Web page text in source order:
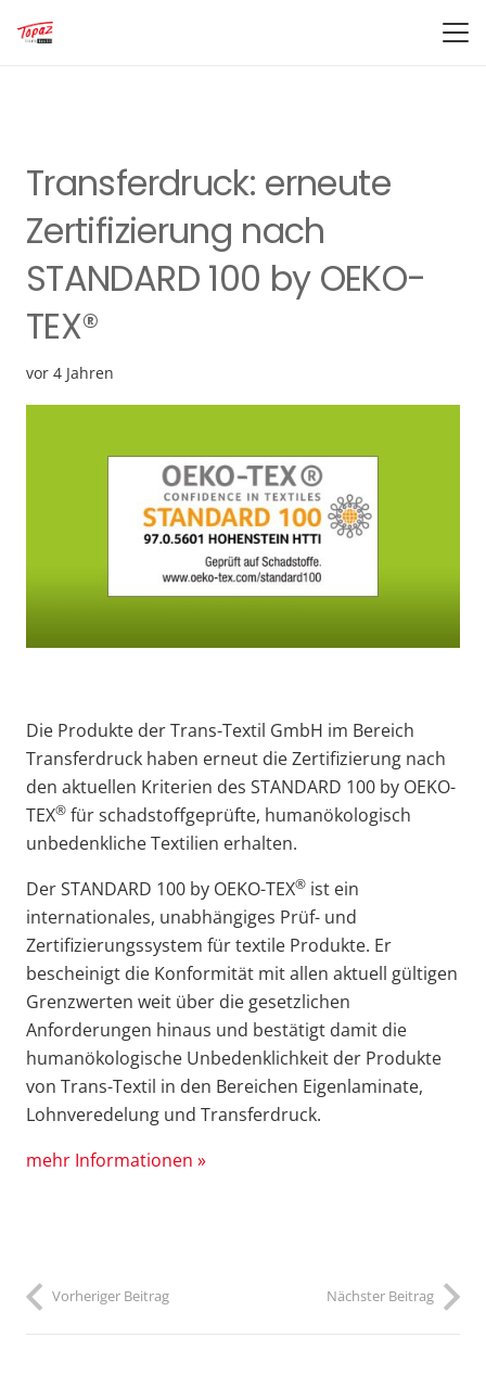
Transferdruck: erneute
Zertifizierung nach
STANDARD 100 by OEKO-
TEX®
vor 4 Jahren
Die Produkte der Trans-Textil GmbH im Bereich
Transferdruck haben erneut die Zertifizierung nach
den aktuellen Kriterien des STANDARD 100 by OEKO-
TEX® für schadstoffgeprüfte, humanökologisch
unbedenkliche Textilien erhalten.
Der STANDARD 100 by OEKO-TEX® ist ein
internationales, unabhängiges Prüf- und
Zertifizierungssystem für textile Produkte. Er
bescheinigt die Konformität mit allen aktuell gültigen
Grenzwerten weit über die gesetzlichen
Anforderungen hinaus und bestätigt damit die
humanökologische Unbedenklichkeit der Produkte
von Trans-Textil in den Bereichen Eigenlaminate,
Lohnveredelung und Transferdruck.
mehr Informationen »
Vorheriger Beitrag Nächster Beitrag